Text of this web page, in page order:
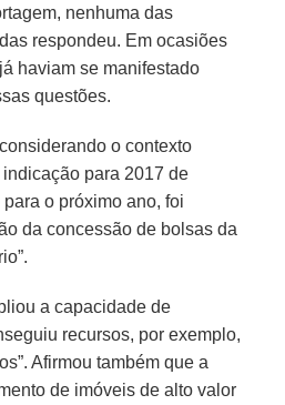
nenhuma das
respondeu. Em ocasiões
haviam se manifestado
questões.
o contexto
para 2017 de
o próximo ano, foi
da concessão de bolsas da
a capacidade de
recursos, por exemplo,
Afirmou também que a
de imóveis de alto valor